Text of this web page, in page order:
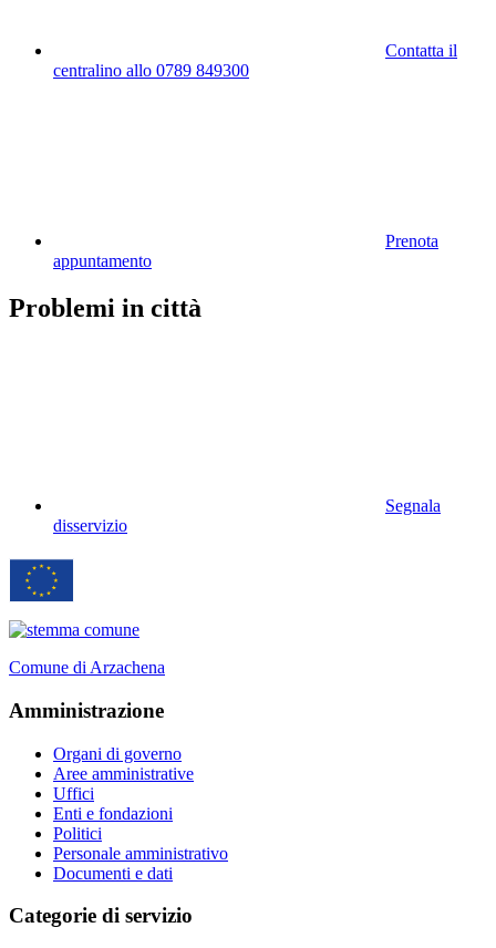
Contatta il
centralino allo 0789 849300
Prenota
appuntamento
Problemi in città
Segnala
disservizio
Comune di Arzachena
Amministrazione
Organi di governo
Aree amministrative
Uffici
Enti e fondazioni
Politici
Personale amministrativo
Documenti e dati
Categorie di servizio